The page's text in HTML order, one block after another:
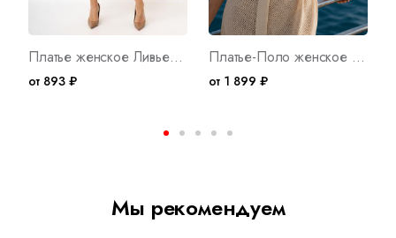
Платье женское Ливьен Арт. 10319
от 893 ₽
Платье-Поло женское вязаное ЛД Б Арт. 10060
от 1 899 ₽
Мы рекомендуем